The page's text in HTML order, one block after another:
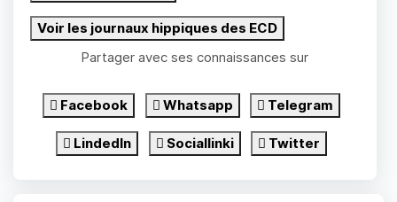
Voir les journaux hippiques des ECD
Partager avec ses connaissances sur
Facebook Whatsapp Telegram
LindedIn Sociallinki Twitter